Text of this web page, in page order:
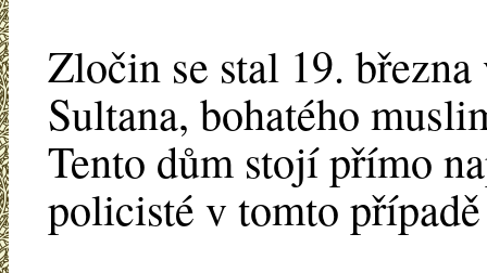
Zločin se stal 19.
Sultana, bohatého
Tento dům stojí přímo
policisté v tomto